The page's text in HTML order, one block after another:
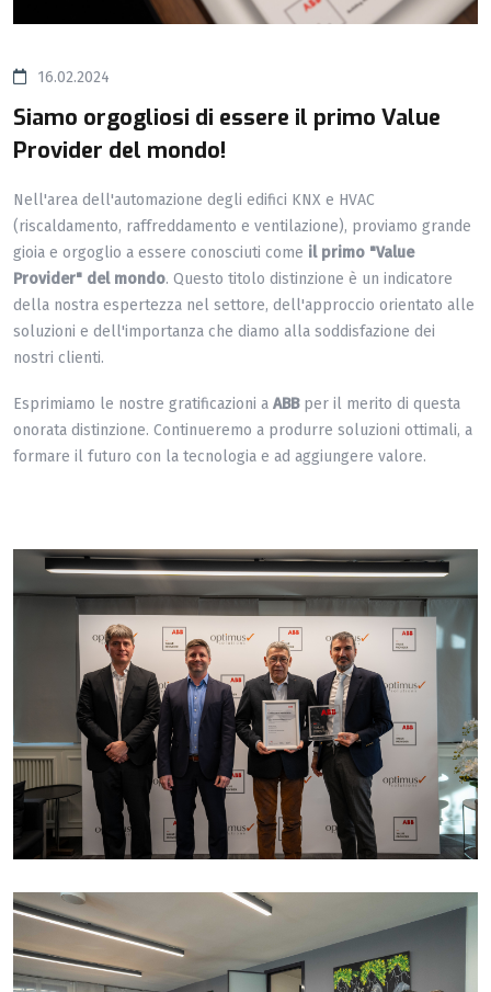
16.02.2024
Siamo orgogliosi di essere il primo Value
Provider del mondo!
Nell'area dell'automazione degli edifici KNX e HVAC
(riscaldamento, raffreddamento e ventilazione), proviamo grande
gioia e orgoglio a essere conosciuti come il primo "Value
Provider" del mondo. Questo titolo distinzione è un indicatore
della nostra espertezza nel settore, dell'approccio orientato alle
soluzioni e dell'importanza che diamo alla soddisfazione dei
nostri clienti.
Esprimiamo le nostre gratificazioni a ABBper il merito di questa
onorata distinzione. Continueremo a produrre soluzioni ottimali, a
formare il futuro con la tecnologia e ad aggiungere valore.